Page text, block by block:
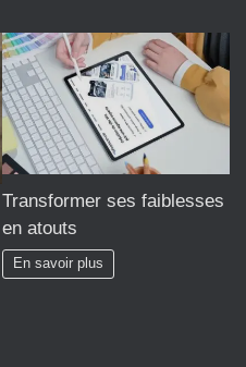
Transformer ses faiblesses
en atouts
En savoir plus